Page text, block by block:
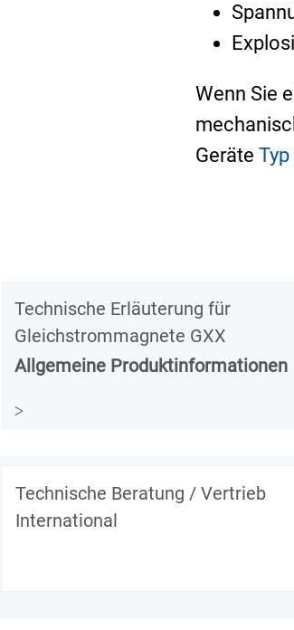
Wenn Sie
Geräte Typ
Technische Erläuterung für
Gleichstrommagnete GXX
Allgemeine Produktinformationen
Technische Beratung / Vertrieb
International